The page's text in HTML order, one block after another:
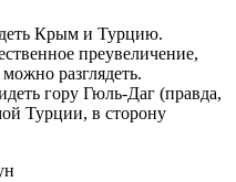
Крым и Турцию.
преувеличение,
разглядеть.
гору Гюль-Даг (правда,
Турции, в сторону